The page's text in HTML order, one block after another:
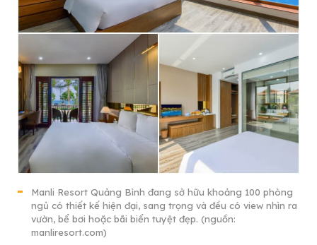
Manli Resort Quảng Bình đang sở hữu khoảng 100 phòng
ngủ có thiết kế hiện đại, sang trọng và đều có view nhìn ra
vườn, bể bơi hoặc bãi biển tuyệt đẹp. (nguồn:
manliresort.com)